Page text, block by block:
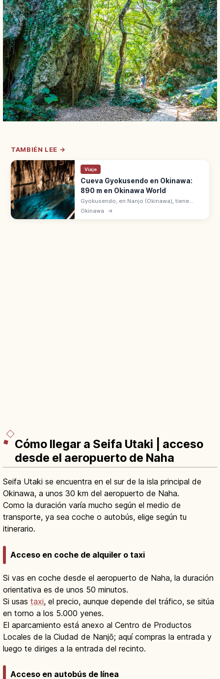
TAMBIÉN LEE →
Viaje
Cueva Gyokusendo en Okinawa:
890 m en Okinawa World
Gyokusendo, en Nanjo (Okinawa), tiene
5.000 m de galerías con 890 m abiertos en
Okinawa →
Cómo llegar a Seifa Utaki | acceso
desde el aeropuerto de Naha
Seifa Utaki se encuentra en el sur de la isla principal de
Okinawa, a unos 30 km del aeropuerto de Naha.
Como la duración varía mucho según el medio de
transporte, ya sea coche o autobús, elige según tu
itinerario.
Acceso en coche de alquiler o taxi
Si vas en coche desde el aeropuerto de Naha, la duración
orientativa es de unos 50 minutos.
Si usas taxi, el precio, aunque depende del tráfico, se sitúa
en torno a los 5.000 yenes.
El aparcamiento está anexo al Centro de Productos
Locales de la Ciudad de Nanjō; aquí compras la entrada y
luego te diriges a la entrada del recinto.
Acceso en autobús de línea